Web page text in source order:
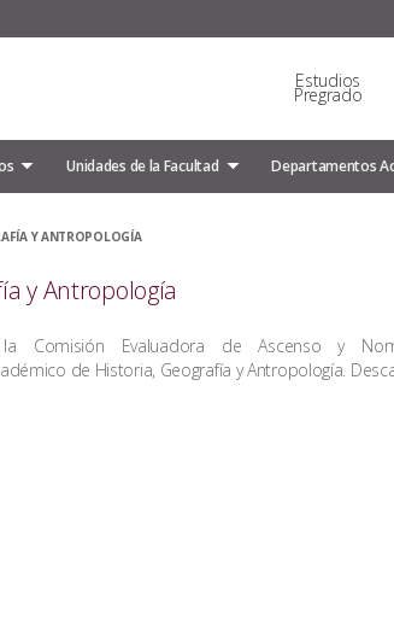
Estudios
Pregrado
Unidades de la Facultad Departamentos
Y ANTROPOLOGÍA
y Antropología
Comisión Evaluadora de Ascenso y
de Historia, Geografía y Antropología.